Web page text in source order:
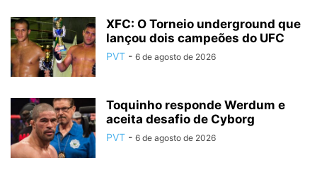
XFC: O Torneio underground que
lançou dois campeões do UFC
PVT - 6 de agosto de 2026
Toquinho responde Werdum e
aceita desafio de Cyborg
PVT - 6 de agosto de 2026